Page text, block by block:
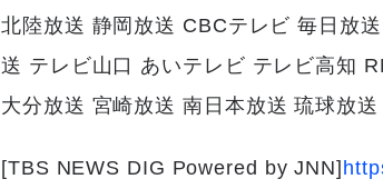
北陸放送 静岡放送 CBCテレビ 毎日放
送 テレビ山口 あいテレビ テレビ高知
大分放送 宮崎放送 南日本放送 琉球放送
[TBS NEWS DIG Powered by JNN]